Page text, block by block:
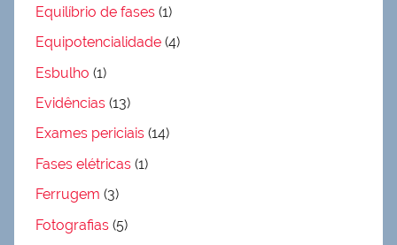
Equilíbrio de fases (1)
Equipotencialidade (4)
Esbulho (1)
Evidências (13)
Exames periciais (14)
Fases elétricas (1)
Ferrugem (3)
Fotografias (5)